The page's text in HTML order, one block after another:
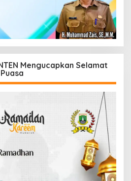
Mengucapkan Selamat